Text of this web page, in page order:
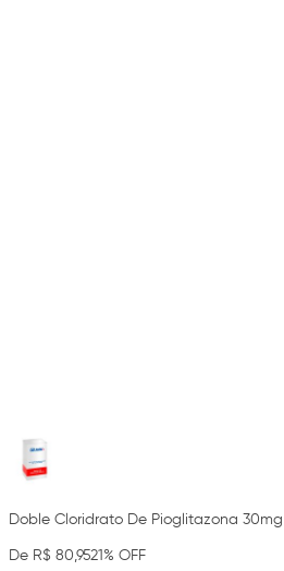
Doble Cloridrato De Pioglitazona
De R$ 80,9521% OFF